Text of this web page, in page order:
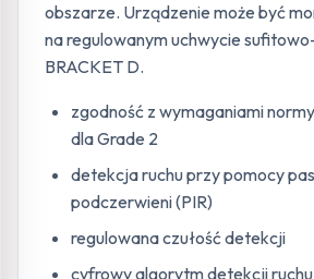
obszarze. Urządzenie może być
na regulowanym uchwycie
BRACKET D.
zgodność z wymaganiami
dla Grade 2
detekcja ruchu przy pomocy
podczerwieni (PIR)
regulowana czułość detekcji
cyfrowy algorytm detekcji ruchu